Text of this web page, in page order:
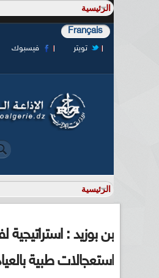
Français
فيسبوك
تويتر
بن بوزيد :
استعجالات طبية